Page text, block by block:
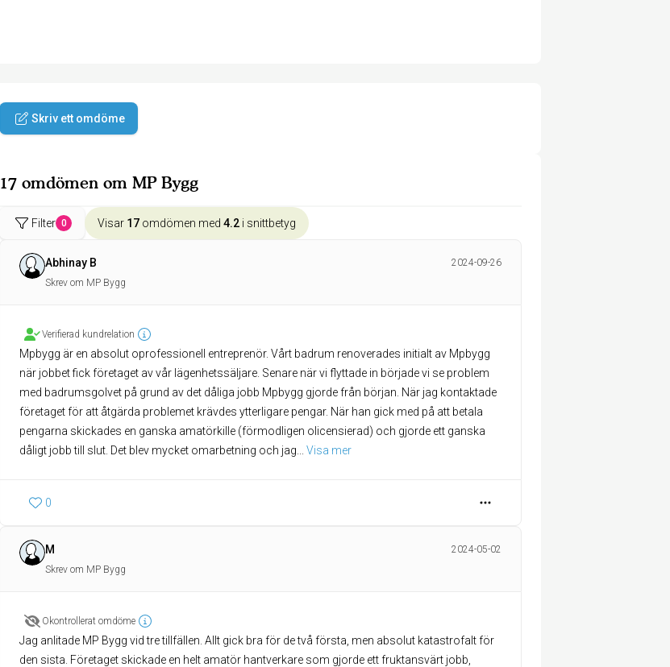
Skriv ett omdöme
17 omdömen om MP Bygg
Filter 0 Visar 17 omdömen med 4.2 i snittbetyg
Abhinay B
2024-09-26
Skrev om MP Bygg
Verifierad kundrelation
Mpbygg är en absolut oprofessionell entreprenör. Vårt badrum renoverades initialt av Mpbygg
när jobbet fick företaget av vår lägenhetssäljare. Senare när vi flyttade in började vi se problem
med badrumsgolvet på grund av det dåliga jobb Mpbygg gjorde från början. När jag kontaktade
företaget för att åtgärda problemet krävdes ytterligare pengar. När han gick med på att betala
pengarna skickades en ganska amatörkille (förmodligen olicensierad) och gjorde ett ganska
dåligt jobb till slut. Det blev mycket omarbetning och jag
Visa mer
0
M
2024-05-02
Skrev om MP Bygg
Okontrollerat omdöme
Jag anlitade MP Bygg vid tre tillfällen. Allt gick bra för de två första, men absolut katastrofalt för
den sista. Företaget skickade en helt amatör hantverkare som gjorde ett fruktansvärt jobb,